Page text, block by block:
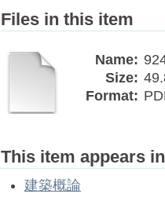
Files in this item
Name:
Size:
Format:
This item appears
建築概論